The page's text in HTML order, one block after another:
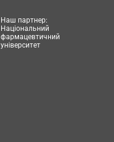
Наш партнер:
Національний
фармацевтичний
університет